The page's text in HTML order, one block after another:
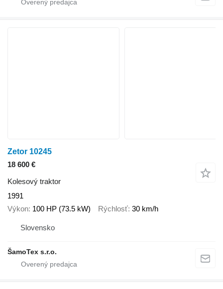
Zetor 10245
18 600 €
Kolesový traktor
1991
Výkon 100 HP (73.5 kW) Rýchlosť 30 km/h
Slovensko
ŠamoTex s.r.o.